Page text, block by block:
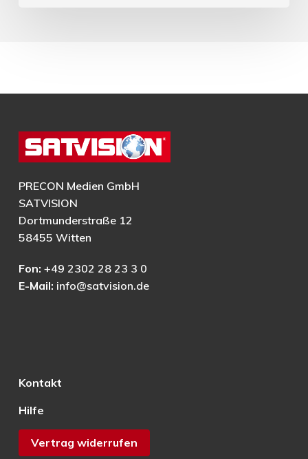
PRECON Medien GmbH
SATVISION
Dortmunderstraße 12
58455 Witten
Fon: +49 2302 28 23 3 0
E-Mail: info@satvision.de
Kontakt
Hilfe
Vertrag widerrufen